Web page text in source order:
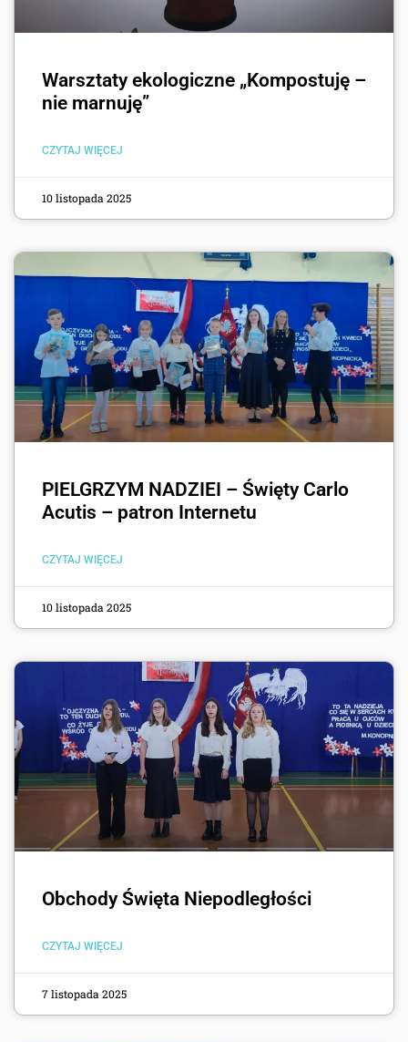
Warsztaty ekologiczne „Kompostuję –
nie marnuję”
CZYTAJ WIĘCEJ
10 listopada 2025
PIELGRZYM NADZIEI – Święty Carlo
Acutis – patron Internetu
CZYTAJ WIĘCEJ
10 listopada 2025
Obchody Święta Niepodległości
CZYTAJ WIĘCEJ
7 listopada 2025